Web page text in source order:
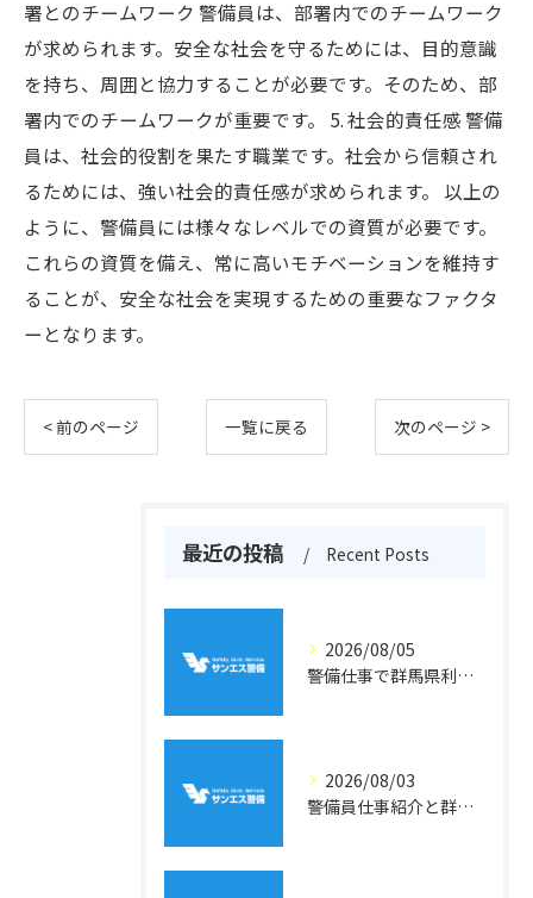
署とのチームワーク 警備員は、部署内でのチームワーク
が求められます。安全な社会を守るためには、目的意識
を持ち、周囲と協力することが必要です。そのため、部
署内でのチームワークが重要です。 5. 社会的責任感 警備
員は、社会的役割を果たす職業です。社会から信頼され
るためには、強い社会的責任感が求められます。 以上の
ように、警備員には様々なレベルでの資質が必要です。
これらの資質を備え、常に高いモチベーションを維持す
ることが、安全な社会を実現するための重要なファクタ
ーとなります。
< 前のページ 一覧に戻る 次のページ >
最近の投稿 Recent Posts
2026/08/05
警備仕事で群馬県利根郡片品村周辺の安心と働きやすさを両立するポイント
2026/08/03
警備員仕事紹介と群馬県利根郡川場村での収入や雇用条件を徹底解説